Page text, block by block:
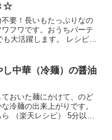
☆
要！長いもたっぷりなの
フワです。おうちパーテ
も大活躍します。 レシピは
つ（粗みじん切り）豚バ
し中華（冷麺）の醤油
おいた麺にかけて、のど
冷麺の出来上がりです。
（楽天レシピ） 5分以内